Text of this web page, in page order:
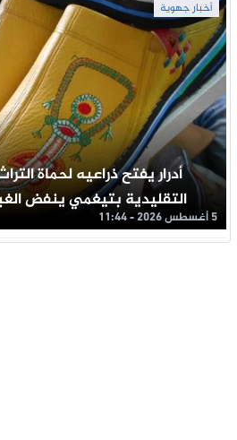
أخبار جهوية
أدرار يفتح ذراعيه لحماة
التقليدية بتيغمي ينفض
5 أغسطس 2026 - 11:44